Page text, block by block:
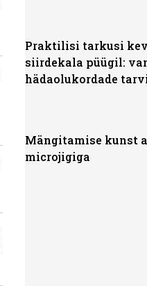
Praktilisi tarkusi
siirdekala püügil:
hädaolukordade
Mängitamise kunst
microjigiga